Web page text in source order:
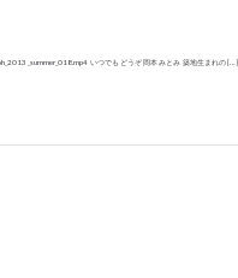
いつでも どうぞ 岡本 みとみ 築地生まれの […]